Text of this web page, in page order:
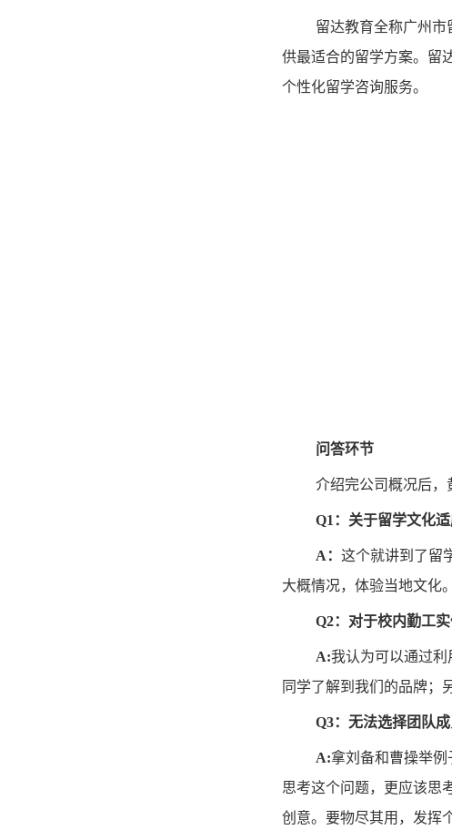
留达教育全称广州
供最适合的留学方案。留
个性化留学咨询服务。
问答环节
介绍完公司概况后
Q1：关于留学文化
A：这个就讲到了留
大概情况，体验当地文化
Q2：对于校内勤工
A:我认为可以通过
同学了解到我们的品牌；
Q3：无法选择团队
A:拿刘备和曹操举
思考这个问题，更应该思
创意。要物尽其用，发挥